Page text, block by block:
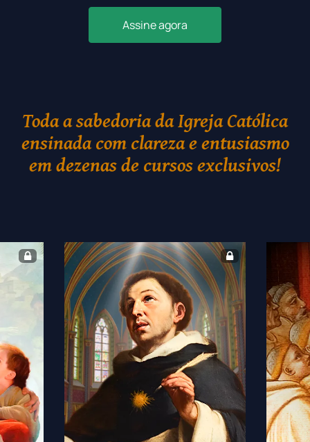
Assine agora
Toda a sabedoria da Igreja Católica
ensinada com clareza e entusiasmo
em dezenas de cursos exclusivos!